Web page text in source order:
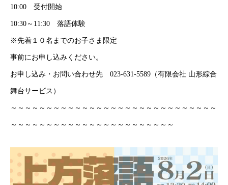
10:00 受付開始
10:30～11:30 落語体験
※先着１０名までのお子さま限定
事前にお申し込みください。
お申し込み・お問い合わせ先 023-631-5589（有限会社 山形綜合
舞台サービス）
～～～～～～～～～～～～～～～～～～～～～～～～～～～～～
～～～～～～～～～～～～～～～～～～～～～～～